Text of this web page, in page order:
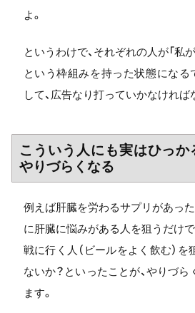
よ。
というわけで、それぞれの人が「私
という枠組みを持った状態になる
して、広告なり打っていかなければ
こういう人にも実はひっか
やりづらくなる
例えば肝臓を労わるサプリがあった
に肝臓に悩みがある人を狙うだけ
戦に行く人（ビールをよく飲む）
ないか？といったことが、やりづ
ます。